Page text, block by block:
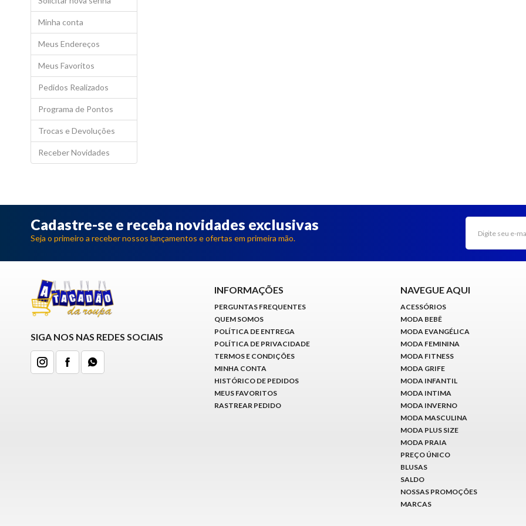
Minha conta
Meus Endereços
Meus Favoritos
Pedidos Realizados
Programa de Pontos
Trocas e Devoluções
Receber Novidades
Cadastre-se e receba novidades exclusivas
Seja o primeiro a receber nossos lançamentos e ofertas em primeira mão.
SIGA NOS NAS REDES SOCIAIS
INFORMAÇÕES
PERGUNTAS FREQUENTES
QUEM SOMOS
POLÍTICA DE ENTREGA
POLÍTICA DE PRIVACIDADE
TERMOS E CONDIÇÕES
MINHA CONTA
HISTÓRICO DE PEDIDOS
MEUS FAVORITOS
RASTREAR PEDIDO
NAVEGUE AQUI
ACESSÓRIOS
MODA BEBÊ
MODA EVANGÉLICA
MODA FEMININA
MODA FITNESS
MODA GRIFE
MODA INFANTIL
MODA INTIMA
MODA INVERNO
MODA MASCULINA
MODA PLUS SIZE
MODA PRAIA
PREÇO ÚNICO
BLUSAS
SALDO
NOSSAS PROMOÇÕES
MARCAS